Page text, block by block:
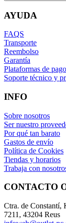
AYUDA
FAQS
Transporte
Reembolso
Garantía
Plataformas de
Soporte técnico y
INFO
Sobre nosotros
Ser nuestro
Por qué tan barato
Gastos de envío
Política de Cookies
Tiendas y horarios
Trabaja con
CONTACTO
Ctra. de Constantí,
7211, 43204 Reus